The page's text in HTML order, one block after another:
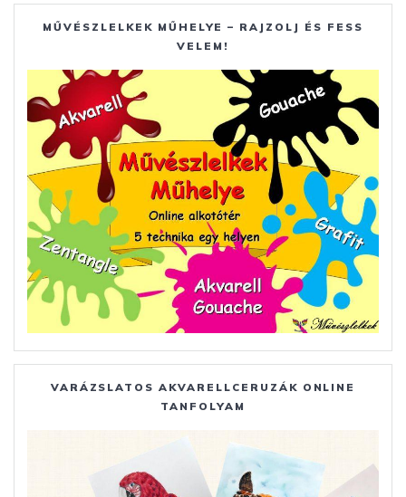
MŰVÉSZLELKEK MŰHELYE – RAJZOLJ ÉS FESS
VELEM!
VARÁZSLATOS AKVARELLCERUZÁK ONLINE
TANFOLYAM